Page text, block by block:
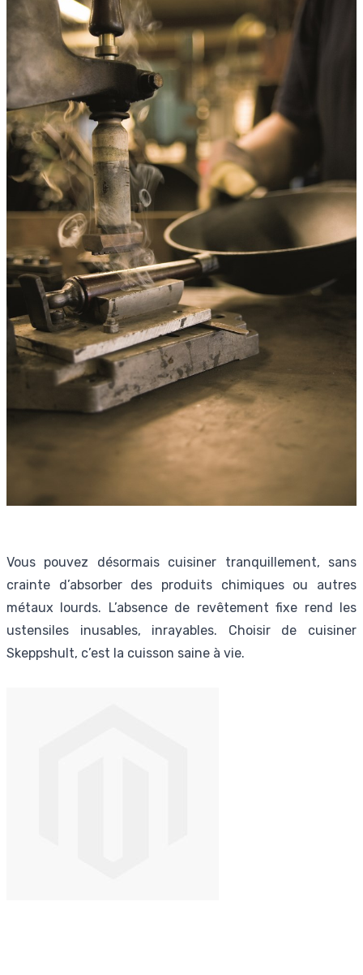
Vous pouvez désormais cuisiner tranquillement, sans
crainte d’absorber des produits chimiques ou autres
métaux lourds. L’absence de revêtement fixe rend les
ustensiles inusables, inrayables. Choisir de cuisiner
Skeppshult, c’est la cuisson saine à vie.